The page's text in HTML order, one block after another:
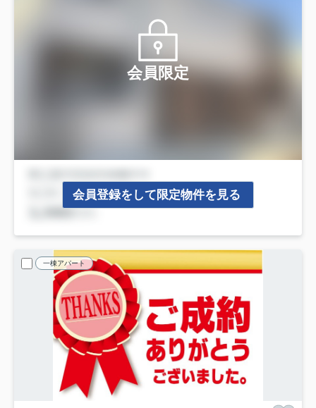
会員限定
会員登録をして限定物件を見る
一棟アパート